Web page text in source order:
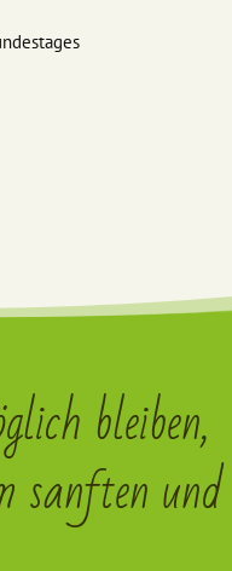
bleiben,
sanften und